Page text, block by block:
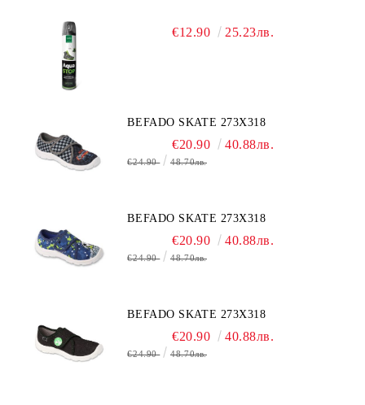
€12.90 25.23лв.
BEFADO SKATE 273X318
€20.90 40.88лв.
€24.90 48.70лв.
BEFADO SKATE 273X318
€20.90 40.88лв.
€24.90 48.70лв.
BEFADO SKATE 273X318
€20.90 40.88лв.
€24.90 48.70лв.